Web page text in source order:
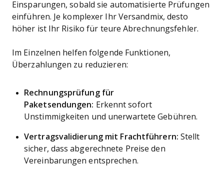
Einsparungen, sobald sie automatisierte Prüfungen
einführen. Je komplexer Ihr Versandmix, desto
höher ist Ihr Risiko für teure Abrechnungsfehler.
Im Einzelnen helfen folgende Funktionen,
Überzahlungen zu reduzieren:
Rechnungsprüfung für
Paketsendungen: Erkennt sofort
Unstimmigkeiten und unerwartete Gebühren.
Vertragsvalidierung mit Frachtführern: Stellt
sicher, dass abgerechnete Preise den
Vereinbarungen entsprechen.